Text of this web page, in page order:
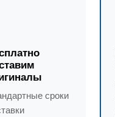
сроки